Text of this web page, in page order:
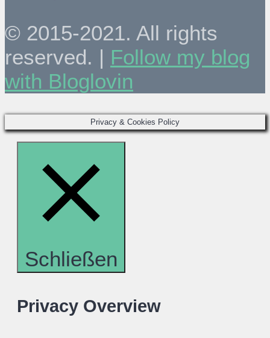
© 2015-2021. All rights
reserved. | Follow my blog
with Bloglovin
Privacy & Cookies Policy
Schließen
Privacy Overview